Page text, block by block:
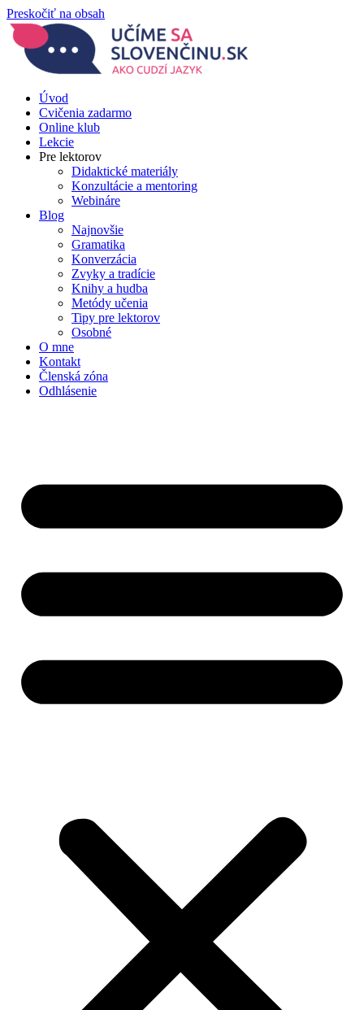
Preskočiť na obsah
Úvod
Cvičenia zadarmo
Online klub
Lekcie
Pre lektorov
Didaktické materiály
Konzultácie a mentoring
Webináre
Blog
Najnovšie
Gramatika
Konverzácia
Zvyky a tradície
Knihy a hudba
Metódy učenia
Tipy pre lektorov
Osobné
O mne
Kontakt
Členská zóna
Odhlásenie